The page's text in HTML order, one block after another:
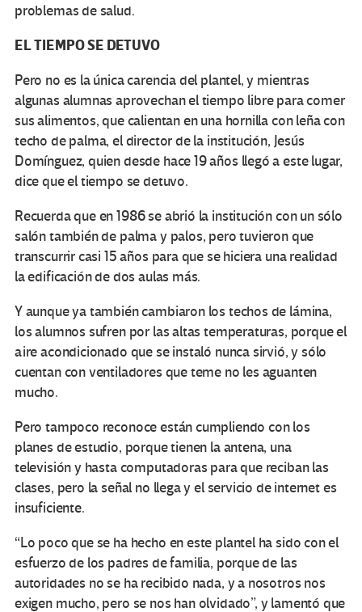
problemas de salud.
EL TIEMPO SE DETUVO
Pero no es la única carencia del plantel, y mientras
algunas alumnas aprovechan el tiempo libre para comer
sus alimentos, que calientan en una hornilla con leña con
techo de palma, el director de la institución, Jesús
Domínguez, quien desde hace 19 años llegó a este lugar,
dice que el tiempo se detuvo.
Recuerda que en 1986 se abrió la institución con un sólo
salón también de palma y palos, pero tuvieron que
transcurrir casi 15 años para que se hiciera una realidad
la edificación de dos aulas más.
Y aunque ya también cambiaron los techos de lámina,
los alumnos sufren por las altas temperaturas, porque el
aire acondicionado que se instaló nunca sirvió, y sólo
cuentan con ventiladores que teme no les aguanten
mucho.
Pero tampoco reconoce están cumpliendo con los
planes de estudio, porque tienen la antena, una
televisión y hasta computadoras para que reciban las
clases, pero la señal no llega y el servicio de internet es
insuficiente.
“Lo poco que se ha hecho en este plantel ha sido con el
esfuerzo de los padres de familia, porque de las
autoridades no se ha recibido nada, y a nosotros nos
exigen mucho, pero se nos han olvidado”, y lamentó que